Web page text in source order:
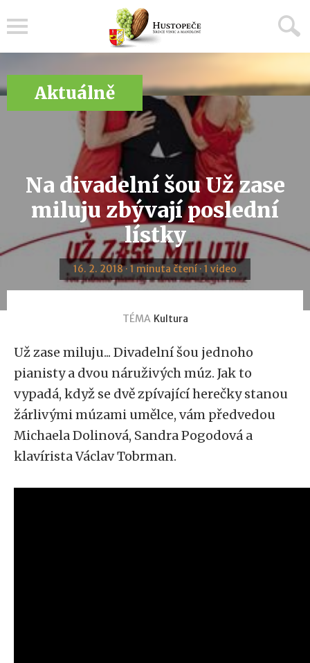
Aktuálně
Na divadelní šou Už zase
miluju zbývají poslední
lístky
16. 2. 2018 · 1 minuta čtení · 1 video
TÉMA Kultura
Už zase miluju... Divadelní šou jednoho
pianisty a dvou náruživých múz. Jak to
vypadá, když se dvě zpívající herečky stanou
žárlivými múzami umělce, vám předvedou
Michaela Dolinová, Sandra Pogodová a
klavírista Václav Tobrman.